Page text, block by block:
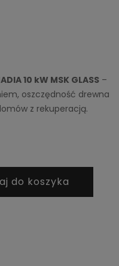
10 kW MSK GLASS –
oszczędność drewna
z rekuperacją.
do koszyka